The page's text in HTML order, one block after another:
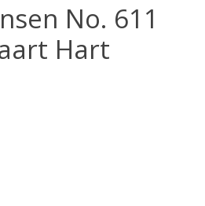
No. 611
Hart
product is